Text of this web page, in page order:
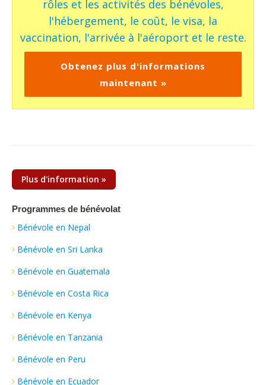
rôles et les activités des bénévoles,
l'hébergement, le coût, le visa, la
vaccination, l'arrivée à l'aéroport et le reste.
Obtenez plus d'informations
maintenant »
Plus d'information »
Programmes de bénévolat
Bénévole en Nepal
Bénévole en Sri Lanka
Bénévole en Guatemala
Bénévole en Costa Rica
Bénévole en Kenya
Bénévole en Tanzania
Bénévole en Peru
Bénévole en Ecuador